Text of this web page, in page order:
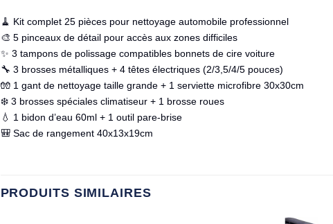
🧹 Kit complet 25 pièces pour nettoyage automobile professionnel
🎨 5 pinceaux de détail pour accès aux zones difficiles
✨ 3 tampons de polissage compatibles bonnets de cire voiture
🔧 3 brosses métalliques + 4 têtes électriques (2/3,5/4/5 pouces)
🧤 1 gant de nettoyage taille grande + 1 serviette microfibre 30x30cm
❄️ 3 brosses spéciales climatiseur + 1 brosse roues
💧 1 bidon d’eau 60ml + 1 outil pare-brise
🎒 Sac de rangement 40x13x19cm
PRODUITS SIMILAIRES